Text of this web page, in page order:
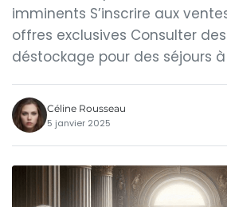
imminents S’inscrire aux
offres exclusives Consulter
déstockage pour des séjours à
Céline Rousseau
5 janvier 2025